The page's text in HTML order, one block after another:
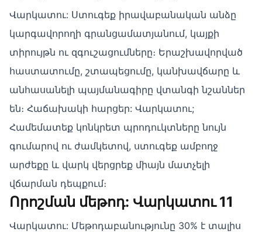
Վարկատու: Ստուգեք իրավաբանական անձը
կարգավորողի գրանցամատյանում, կայքի
տիրույթն ու զգուշացումները։ Երաշխավորված
հաստատումը, շտապեցումը, կանխավճարը և
անհասանելի պայմանագիրը վտանգի նշաններ
են։ Հաճախակի հարցեր: Վարկատու;
Համեմատեք կոնկրետ պրոդուկտները նույն
գումարով ու ժամկետով, ստուգեք ամբողջ
արժեքը և վարկ վերցրեք միայն մատչելի
վճարման դեպքում։
Որոշման մեթոդ: Վարկատու 11
Վարկատու: Մեթոդաբանությունը 30% է տալիս